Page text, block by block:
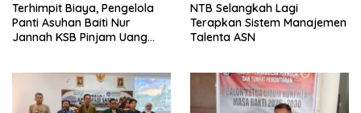
Terhimpit Biaya, Pengelola
Panti Asuhan Baiti Nur
Jannah KSB Pinjam Uang
Kunjung Tuntas
NTB Selangkah Lagi
Terapkan Sistem Manajemen
Talenta ASN